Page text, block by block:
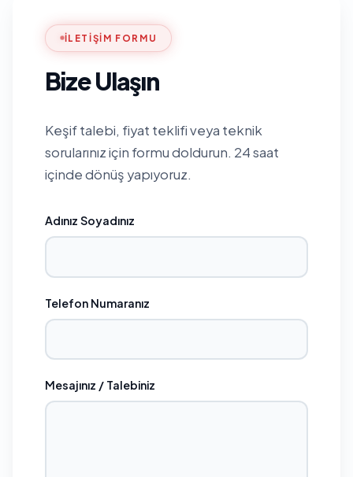
İLETIŞIM FORMU
Bize Ulaşın
Keşif talebi, fiyat teklifi veya teknik
sorularınız için formu doldurun. 24 saat
içinde dönüş yapıyoruz.
Adınız Soyadınız
Telefon Numaranız
Mesajınız / Talebiniz